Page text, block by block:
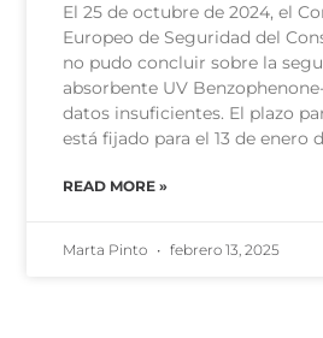
El 25 de octubre de 2024, el
Europeo de Seguridad del
no pudo concluir sobre la
absorbente UV
datos insuficientes. El plazo
está fijado para el 13 de enero
READ MORE »
Marta Pinto febrero 13, 2025